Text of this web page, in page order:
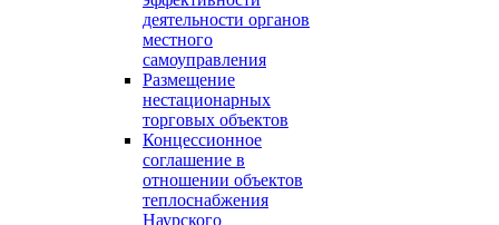
деятельности органов
местного
самоуправления
Размещение
нестационарных
торговых объектов
Концессионное
соглашение в
отношении объектов
теплоснабжения
Наурского